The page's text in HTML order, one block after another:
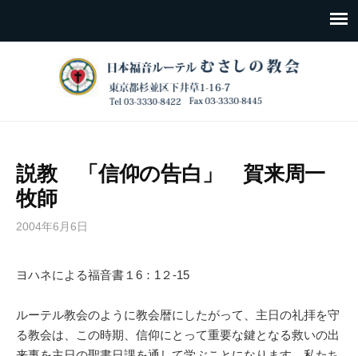
説教 「信仰の告白」 賀来周一
牧師
2004年6月6日
ヨハネによる福音書１6：1２-15
ルーテル教会のように教会暦にしたがって、主日の礼拝を守
る教会は、この時期、信仰にとって重要な鍵となる救いの出